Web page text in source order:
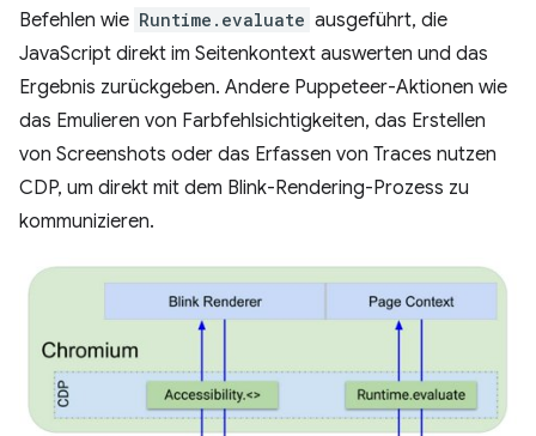
Befehlen wie Runtime.evaluate ausgeführt, die
JavaScript direkt im Seitenkontext auswerten und das
Ergebnis zurückgeben. Andere Puppeteer-Aktionen wie
das Emulieren von Farbfehlsichtigkeiten, das Erstellen
von Screenshots oder das Erfassen von Traces nutzen
CDP, um direkt mit dem Blink-Rendering-Prozess zu
kommunizieren.